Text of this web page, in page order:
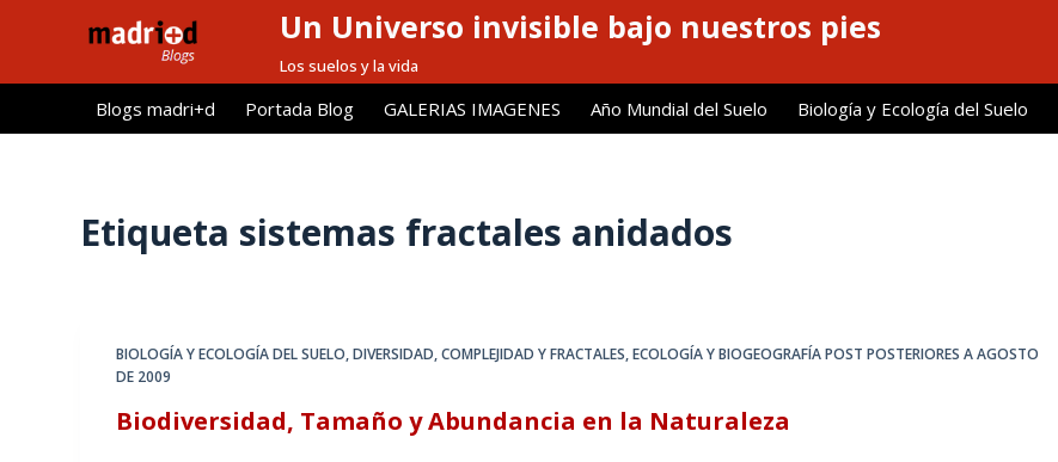
l
Un Universo invisible bajo nuestros pies
Los suelos y la vida
Blogs madri+d Portada Blog GALERIAS IMAGENES Año Mundial del Suelo Biología y Ecología del Suelo
Etiqueta sistemas fractales anidados
BIOLOGÍA Y ECOLOGÍA DEL SUELO,DIVERSIDAD, COMPLEJIDAD Y FRACTALES,ECOLOGÍA Y BIOGEOGRAFÍA POST POSTERIORES A AGOSTO
DE 2009
Biodiversidad, Tamaño y Abundancia en la Naturaleza